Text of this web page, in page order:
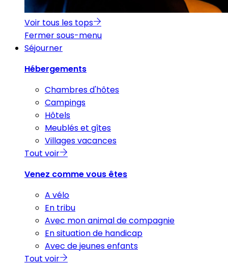
Voir tous les tops
Fermer sous-menu
Séjourner
Hébergements
Chambres d'hôtes
Campings
Hôtels
Meublés et gîtes
Villages vacances
Tout voir
Venez comme vous êtes
A vélo
En tribu
Avec mon animal de compagnie
En situation de handicap
Avec de jeunes enfants
Tout voir